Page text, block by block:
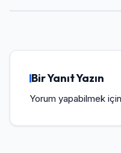
Bir Yanıt Yazın
Yorum yapabilmek için